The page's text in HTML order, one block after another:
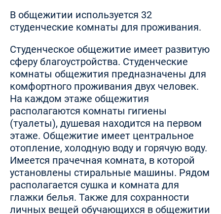
В общежитии используется 32
студенческие комнаты для проживания.
Студенческое общежитие имеет развитую
сферу благоустройства. Студенческие
комнаты общежития предназначены для
комфортного проживания двух человек.
На каждом этаже общежития
располагаются комнаты гигиены
(туалеты), душевая находится на первом
этаже. Общежитие имеет центральное
отопление, холодную воду и горячую воду.
Имеется прачечная комната, в которой
установлены стиральные машины. Рядом
располагается сушка и комната для
глажки белья. Также для сохранности
личных вещей обучающихся в общежитии